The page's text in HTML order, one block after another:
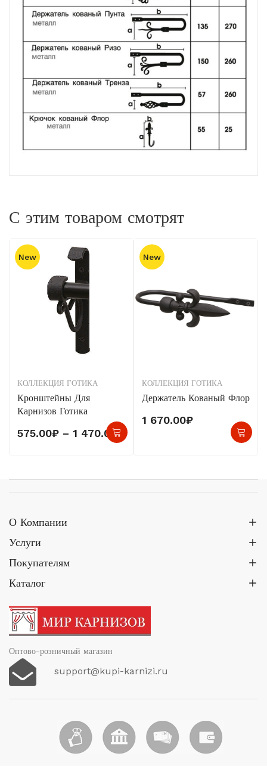
С этим товаром смотрят
New
КОЛЛЕКЦИЯ ГОТИКА
Кронштейны Для
Карнизов Готика
575.00₽ – 1 470.00₽ Диапазон
–
Этот
несколько
вариаций.
New
КОЛЛЕКЦИЯ ГОТИКА
Держатель Кованый Флор
1 670.00₽
О Компании
Услуги
Покупателям
Каталог
Оптово-розничный магазин
support@kupi-karnizi.ru